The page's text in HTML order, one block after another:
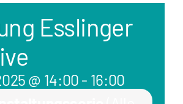
Esslinger
@ 14:00 - 16:00